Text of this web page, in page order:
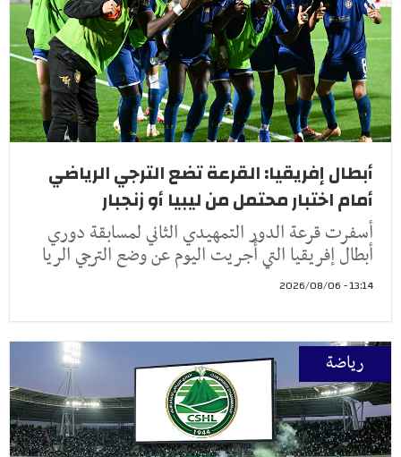
أبطال إفريقيا: القرعة تضع الترجي الرياضي
أمام اختبار محتمل من ليبيا أو زنجبار
أسفرت قرعة الدور التمهيدي الثاني لمسابقة دوري
أبطال إفريقيا التي أُجريت اليوم عن وضع الترجي الريا
13:14 - 2026/08/06
رياضة